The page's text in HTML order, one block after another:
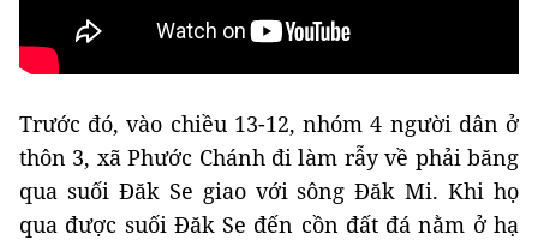
Trước đó, vào chiều 13-12, nhóm 4 người dân ở
thôn 3, xã Phước Chánh đi làm rẫy về phải băng
qua suối Đăk Se giao với sông Đăk Mi. Khi họ
qua được suối Đăk Se đến cồn đất đá nằm ở hạ